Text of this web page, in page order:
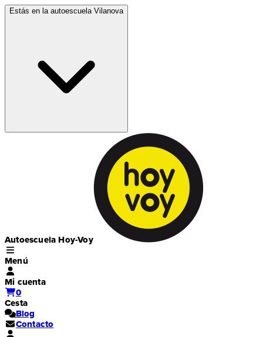
Estás en la autoescuela Vilanova
Autoescuela Hoy-Voy
Menú
Mi cuenta
0
Cesta
Blog
Contacto